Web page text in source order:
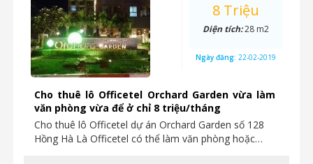
Cho thuê lô Officetel Orchard Garden vừa làm
văn phòng vừa để ở chỉ 8 triệu/tháng
Cho thuê lô Officetel dự án Orchard Garden số 128
Hồng Hà Là Officetel có thể làm văn phòng hoặc…
8 Triệu
Diện tích:28 m2
Ngày đăng: 22-02-2019